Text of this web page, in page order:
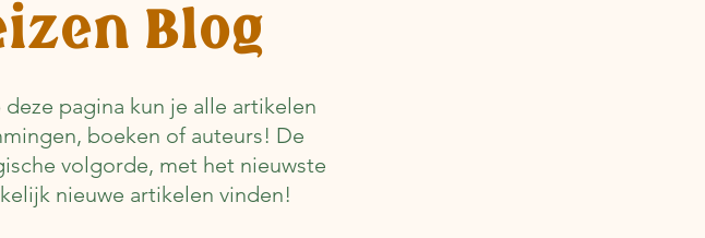
Blog
pagina kun je alle artikelen
boeken of auteurs! De
volgorde, met het nieuwste
nieuwe artikelen vinden!